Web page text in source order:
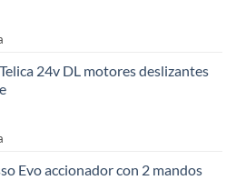
24v DL motores deslizantes
Evo accionador con 2 mandos